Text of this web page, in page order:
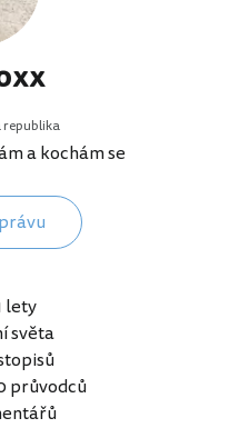
republika
a kochám se
lety
světa
průvodců